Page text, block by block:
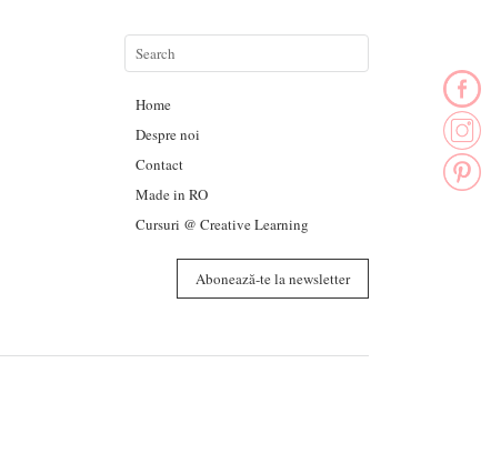
Home
Despre noi
Contact
Made in RO
Cursuri @ Creative Learning
Abonează-te la newsletter